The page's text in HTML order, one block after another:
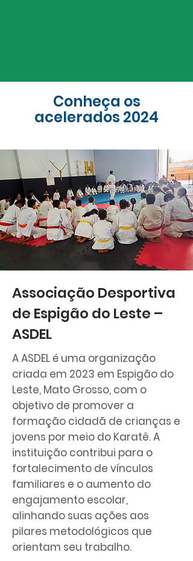
Conheça os
acelerados 2024
Associação Desportiva
de Espigão do Leste –
ASDEL
A ASDEL é uma organização
criada em 2023 em Espigão do
Leste, Mato Grosso, com o
objetivo de promover a
formação cidadã de crianças e
jovens por meio do Karatê. A
instituição contribui para o
fortalecimento de vínculos
familiares e o aumento do
engajamento escolar,
alinhando suas ações aos
pilares metodológicos que
orientam seu trabalho.